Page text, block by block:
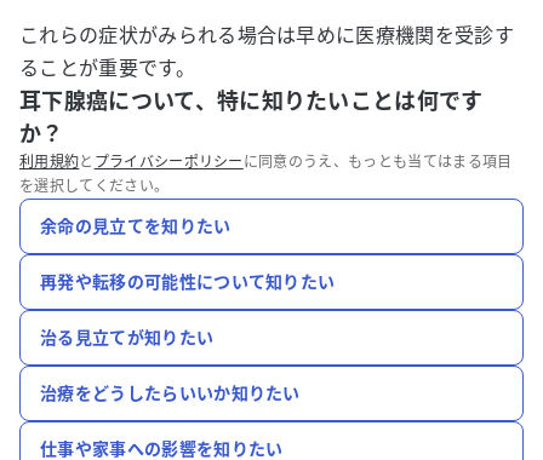
これらの症状がみられる場合は早めに医療機関を受診す
ることが重要です。
耳下腺癌について、特に知りたいことは何です
か？
利用規約と プライバシーポリシー に同意のうえ、もっとも当てはまる項目
を選択してください。
余命の見立てを知りたい
再発や転移の可能性について知りたい
治る見立てが知りたい
治療をどうしたらいいか知りたい
仕事や家事への影響を知りたい